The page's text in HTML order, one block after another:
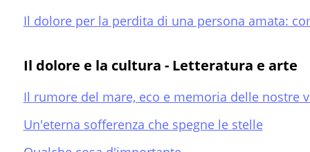
Il dolore per la perdita di una persona amata:
Il dolore e la cultura - Letteratura e arte
Il rumore del mare, eco e memoria delle nostre
Un'eterna sofferenza che spegne le stelle